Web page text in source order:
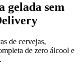
gelada sem
de cervejas,
de zero álcool e